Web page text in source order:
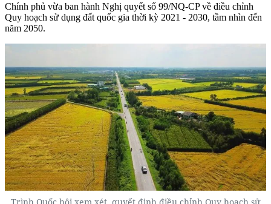
Chính phủ vừa ban hành Nghị quyết số 99/NQ-CP về điều chỉnh
Quy hoạch sử dụng đất quốc gia thời kỳ 2021 - 2030, tầm nhìn đến
năm 2050.